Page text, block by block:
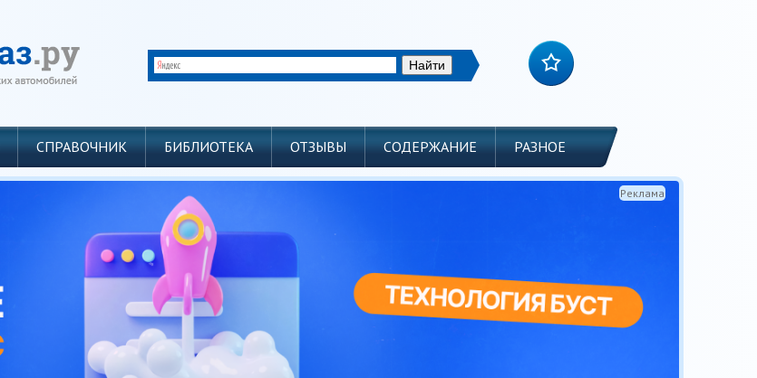
СПРАВОЧНИК БИБЛИОТЕКА ОТЗЫВЫ СОДЕРЖАНИЕ РАЗНОЕ
Реклама